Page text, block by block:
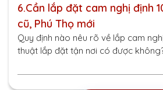
6.Cần lắp đặt cam nghị định
cũ, Phú Thọ mới
Quy định nào nêu rõ về lắp cam
thuật lắp đặt tận nơi có được